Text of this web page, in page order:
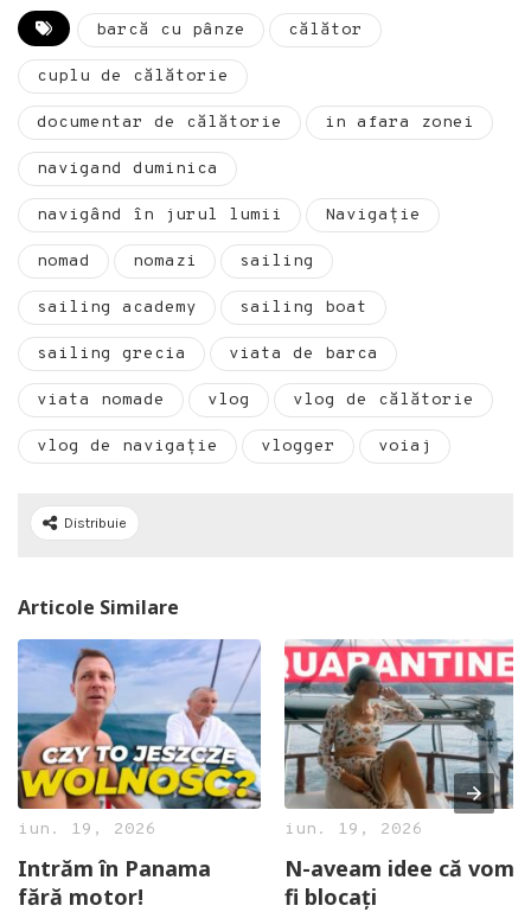
barcă cu pânze călător
cuplu de călătorie
documentar de călătorie in afara zonei
navigand duminica
navigând în jurul lumii Navigație
nomad nomazi sailing
sailing academy sailing boat
sailing grecia viata de barca
viata nomade vlog vlog de călătorie
vlog de navigație vlogger voiaj
Distribuie
Articole Similare
iun. 19, 2026
Intrăm în Panama
fără motor!
iun. 19, 2026
N-aveam idee că vom
fi blocați